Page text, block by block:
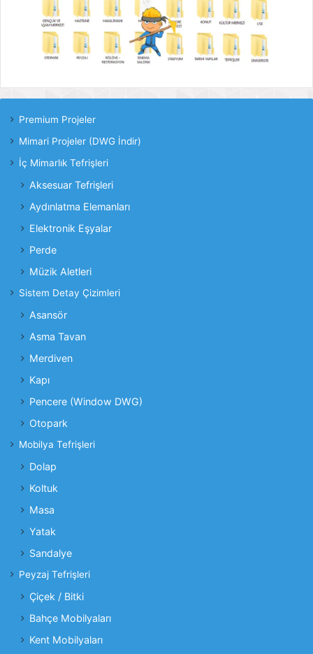
Premium Projeler
Mimari Projeler (DWG İndir)
İç Mimarlık Tefrişleri
Aksesuar Tefrişleri
Aydınlatma Elemanları
Elektronik Eşyalar
Perde
Müzik Aletleri
Sistem Detay Çizimleri
Asansör
Asma Tavan
Merdiven
Kapı
Pencere (Window DWG)
Otopark
Mobilya Tefrişleri
Dolap
Koltuk
Masa
Yatak
Sandalye
Peyzaj Tefrişleri
Çiçek / Bitki
Bahçe Mobilyaları
Kent Mobilyaları